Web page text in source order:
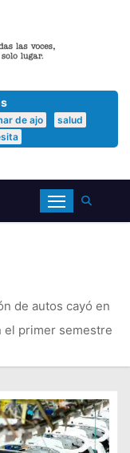
de ajo
salud
de autos cayó en
el primer semestre